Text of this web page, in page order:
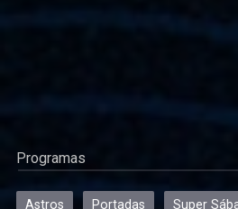
Programas
Astros Portadas Super